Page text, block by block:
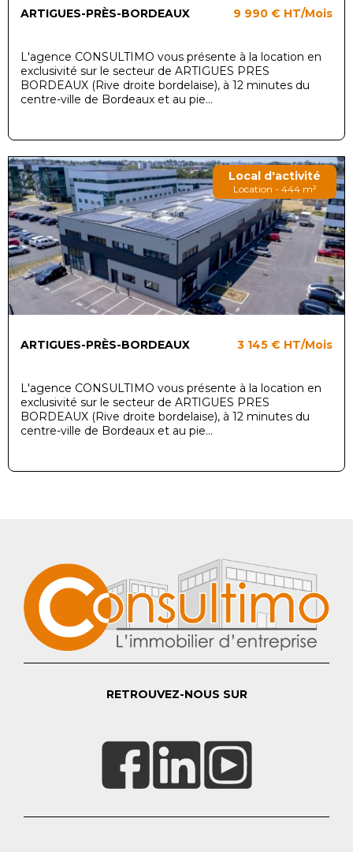
ARTIGUES-PRÈS-BORDEAUX 9 990 € HT/Mois
L'agence CONSULTIMO vous présente à la location en
exclusivité sur le secteur de ARTIGUES PRES
BORDEAUX (Rive droite bordelaise), à 12 minutes du
centre-ville de Bordeaux et au pie...
Local d'activité
Location - 444 m²
ARTIGUES-PRÈS-BORDEAUX 3 145 € HT/Mois
L'agence CONSULTIMO vous présente à la location en
exclusivité sur le secteur de ARTIGUES PRES
BORDEAUX (Rive droite bordelaise), à 12 minutes du
centre-ville de Bordeaux et au pie...
RETROUVEZ-NOUS SUR